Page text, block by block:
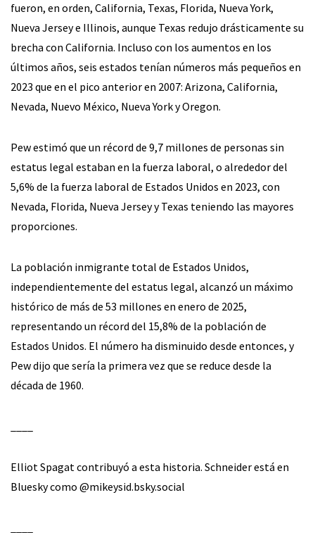
fueron, en orden, California, Texas, Florida, Nueva York,
Nueva Jersey e Illinois, aunque Texas redujo drásticamente su
brecha con California. Incluso con los aumentos en los
últimos años, seis estados tenían números más pequeños en
2023 que en el pico anterior en 2007: Arizona, California,
Nevada, Nuevo México, Nueva York y Oregon.
Pew estimó que un récord de 9,7 millones de personas sin
estatus legal estaban en la fuerza laboral, o alrededor del
5,6% de la fuerza laboral de Estados Unidos en 2023, con
Nevada, Florida, Nueva Jersey y Texas teniendo las mayores
proporciones.
La población inmigrante total de Estados Unidos,
independientemente del estatus legal, alcanzó un máximo
histórico de más de 53 millones en enero de 2025,
representando un récord del 15,8% de la población de
Estados Unidos. El número ha disminuido desde entonces, y
Pew dijo que sería la primera vez que se reduce desde la
década de 1960.
Elliot Spagat contribuyó a esta historia. Schneider está en
Bluesky como @mikeysid.bsky.social